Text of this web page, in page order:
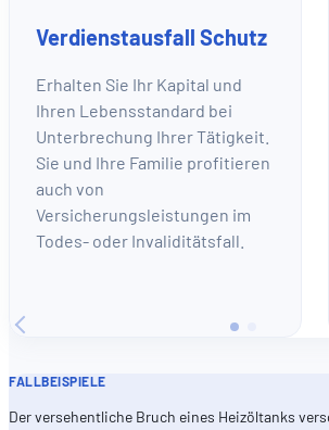
Verdienstausfall Schutz
Erhalten Sie Ihr Kapital und
Ihren Lebensstandard bei
Unterbrechung Ihrer Tätigkeit.
Sie und Ihre Familie profitieren
auch von
Versicherungsleistungen im
Todes- oder Invaliditätsfall.
FALLBEISPIELE
Der versehentliche Bruch eines Heizöltanks